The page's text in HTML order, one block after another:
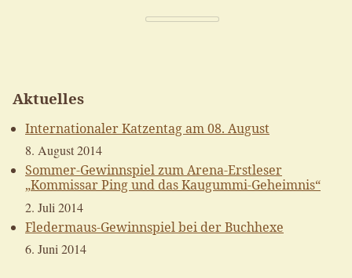
Aktuelles
Internationaler Katzentag am 08. August
8. August 2014
Sommer-Gewinnspiel zum Arena-Erstleser
„Kommissar Ping und das Kaugummi-Geheimnis“
2. Juli 2014
Fledermaus-Gewinnspiel bei der Buchhexe
6. Juni 2014